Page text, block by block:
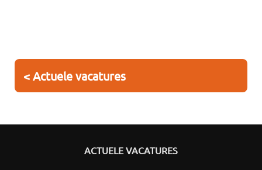
< Actuele vacatures
ACTUELE VACATURES